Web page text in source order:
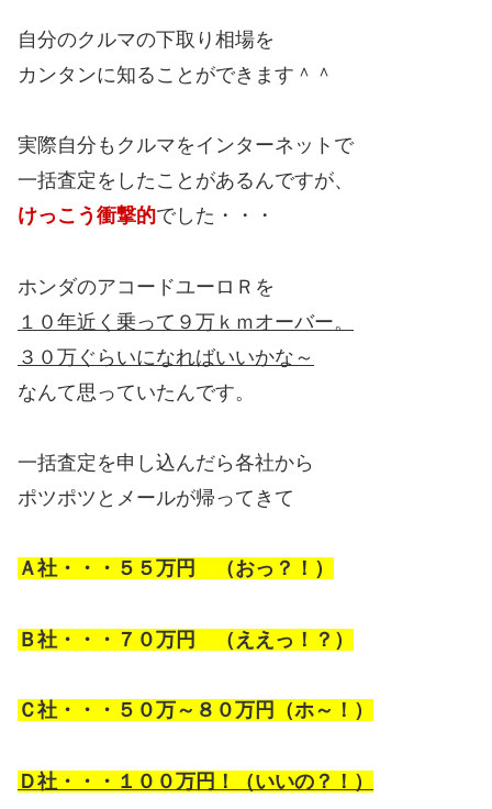
自分のクルマの下取り相場を
カンタンに知ることができます＾＾
実際自分もクルマをインターネットで
一括査定をしたことがあるんですが、
けっこう衝撃的でした・・・
ホンダのアコードユーロＲを
１０年近く乗って９万ｋｍオーバー。
３０万ぐらいになればいいかな～
なんて思っていたんです。
一括査定を申し込んだら各社から
ポツポツとメールが帰ってきて
Ａ社・・・５５万円 （おっ？！）
Ｂ社・・・７０万円 （ええっ！？）
Ｃ社・・・５０万～８０万円（ホ～！）
Ｄ社・・・１００万円！（いいの？！）